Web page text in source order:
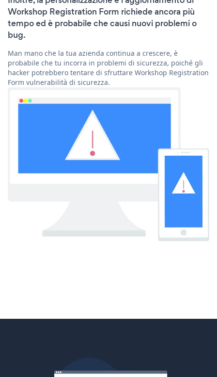
Workshop Registration Form richiede ancora più
tempo ed è probabile che causi nuovi problemi o
bug.
Man mano che la tua azienda continua a crescere, è
probabile che tu incorra in problemi di sicurezza, poiché gli
hacker potrebbero tentare di sfruttare Workshop Registration
Form vulnerabilità di sicurezza.